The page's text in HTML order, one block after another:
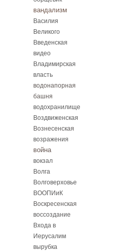
вандализм
Василия
Великого
Введенская
видео
Владимирская
власть
водонапорная
башня
водохранилище
Воздвиженская
Вознесенская
возражения
война
вокзал
Волга
Волговерховье
ВООПИиК
Воскресенская
воссоздание
Входа в
Иерусалим
вырубка